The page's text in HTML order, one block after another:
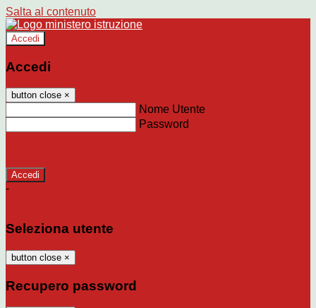
Salta al contenuto
Accedi
Accedi
button close ×
Nome Utente
Password
-
Seleziona utente
button close ×
Recupero password